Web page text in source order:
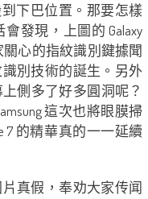
到下巴位置。那要怎樣
發現，上圖的 Galaxy
心的指紋識別鍵據聞
別技術的誕生。另外
上側多了好多圓洞呢？
這次也將眼膜掃
7 的精華真的一一延續
真假，奉劝大家传闻